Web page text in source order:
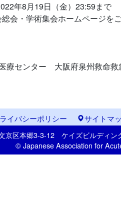
年8月19日（金）23:59まで
会・学術集会ホームページをご
センター 大阪府泉州救命救
イバシーポリシー サイトマ
京区本郷3-3-12 ケイズビルディン
© Japanese Association for